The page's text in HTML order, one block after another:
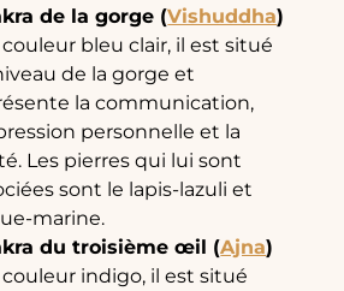
de la gorge (Vishuddha)
bleu clair, il est situé
de la gorge et
la communication,
personnelle et la
Les pierres qui lui sont
sont le lapis-lazuli et
marine.
du troisième œil (Ajna)
indigo, il est situé